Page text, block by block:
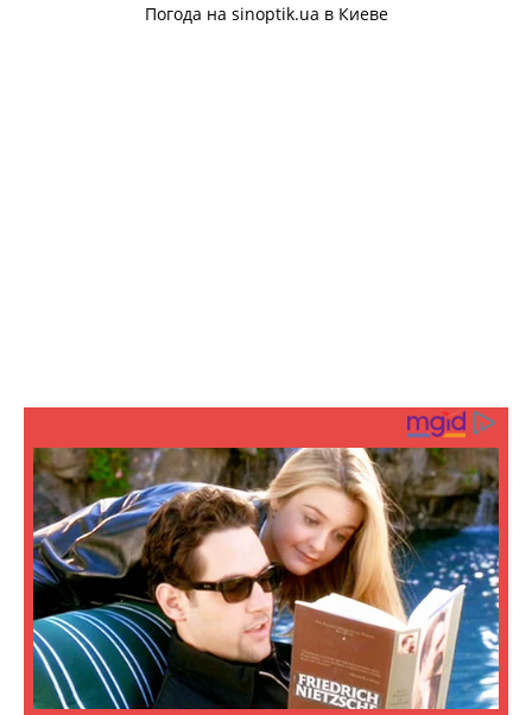
Погода на sinoptik.ua в Киеве